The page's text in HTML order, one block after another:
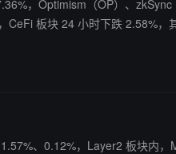
，Optimism（OP）、
、0.12%，Layer2 板块内